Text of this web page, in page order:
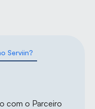
Serviin?
com o Parceiro